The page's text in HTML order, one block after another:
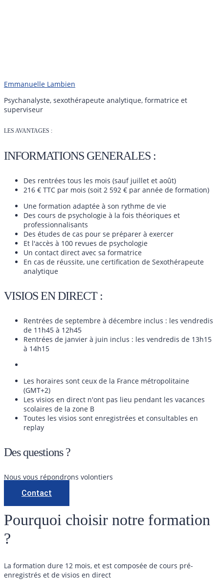
Emmanuelle Lambien
Psychanalyste, sexothérapeute analytique, formatrice et
superviseur
LES AVANTAGES :
INFORMATIONS GENERALES :
Des rentrées tous les mois (sauf juillet et août)
216 € TTC par mois (soit 2 592 € par année de formation)
Une formation adaptée à son rythme de vie
Des cours de psychologie à la fois théoriques et
professionnalisants
Des études de cas pour se préparer à exercer
Et l'accès à 100 revues de psychologie
Un contact direct avec sa formatrice
En cas de réussite, une certification de Sexothérapeute
analytique
VISIOS EN DIRECT :
Rentrées de septembre à décembre inclus : les vendredis
de 11h45 à 12h45
Rentrées de janvier à juin inclus : les vendredis de 13h15
à 14h15
Les horaires sont ceux de la France métropolitaine
(GMT+2)
Les visios en direct n'ont pas lieu pendant les vacances
scolaires de la zone B
Toutes les visios sont enregistrées et consultables en
replay
Des questions ?
Nous vous répondrons volontiers
Contact
Pourquoi choisir notre formation
?
La formation dure 12 mois, et est composée de cours pré-
enregistrés et de visios en direct